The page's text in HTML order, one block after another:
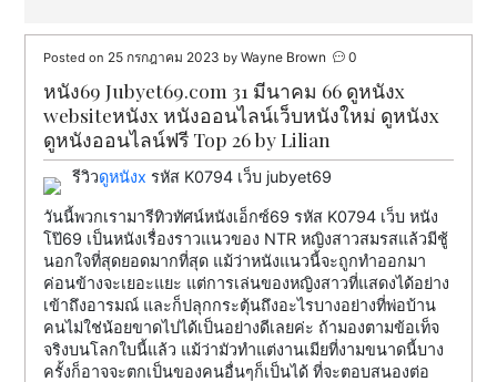
Posted on 25 กรกฎาคม 2023 byWayne Brown 0
หนัง69 Jubyet69.com 31 มีนาคม 66 ดูหนังx
websiteหนังx หนังออนไลน์เว็บหนังใหม่ ดูหนังx
ดูหนังออนไลน์ฟรี Top 26 by Lilian
รีวิวดูหนังx รหัส K0794 เว็บ jubyet69
วันนี้พวกเรามารีทิวทัศน์หนังเอ็กซ์69 รหัส K0794 เว็บ หนัง
โป๊69 เป็นหนังเรื่องราวแนวของ NTR หญิงสาวสมรสแล้วมีชู้
นอกใจที่สุดยอดมากที่สุด แม้ว่าหนังแนวนี้จะถูกทำออกมา
ค่อนข้างจะเยอะแยะ แต่การเล่นของหญิงสาวที่แสดงได้อย่าง
เข้าถึงอารมณ์ และก็ปลุกกระตุ้นถึงอะไรบางอย่างที่พ่อบ้าน
คนไม่ใช่น้อยขาดไปได้เป็นอย่างดีเลยค่ะ ถ้ามองตามข้อเท็จ
จริงบนโลกใบนี้แล้ว แม้ว่ามัวทำแต่งานเมียที่งามขนาดนี้บาง
ครั้งก็อาจจะตกเป็นของคนอื่นๆก็เป็นได้ ที่จะตอบสนองต่อ